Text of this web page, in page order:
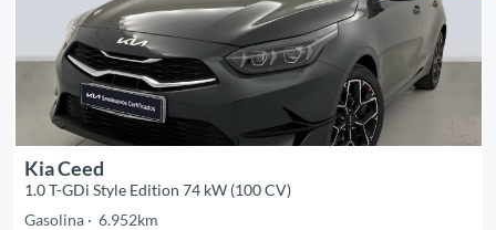
Kia Ceed
1.0 T-GDi Style Edition 74 kW (100 CV)
Gasolina
6.952km